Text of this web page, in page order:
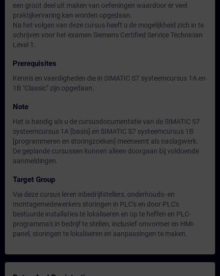
een groot deel uit maken van oefeningen waardoor er veel
praktijkervaring kan worden opgedaan.
Na het volgen van deze cursus heeft u de mogelijkheid zich in te
schrijven voor het examen Siemens Certified Service Technician
Level 1.
Prerequisites
Kennis en vaardigheden die in SIMATIC S7 systeemcursus 1A en
1B "Classic" zijn opgedaan.
Note
Het is handig als u de cursusdocumentatie van de SIMATIC S7
systeemcursus 1A [basis] en SIMATIC S7 systeemcursus 1B
[programmeren en storingzoeken] meeneemt als naslagwerk.
De geplande cursussen kunnen alleen doorgaan bij voldoende
aanmeldingen.
Target Group
Via deze cursus leren inbedrijfstellers, onderhouds- en
montagemedewerkers storingen in PLC's en door PLC's
bestuurde installaties te lokaliseren en op te heffen en PLC-
programma's in bedrijf te stellen, inclusief omvormer en HMI-
panel, storingen te lokaliseren en aanpassingen te maken.